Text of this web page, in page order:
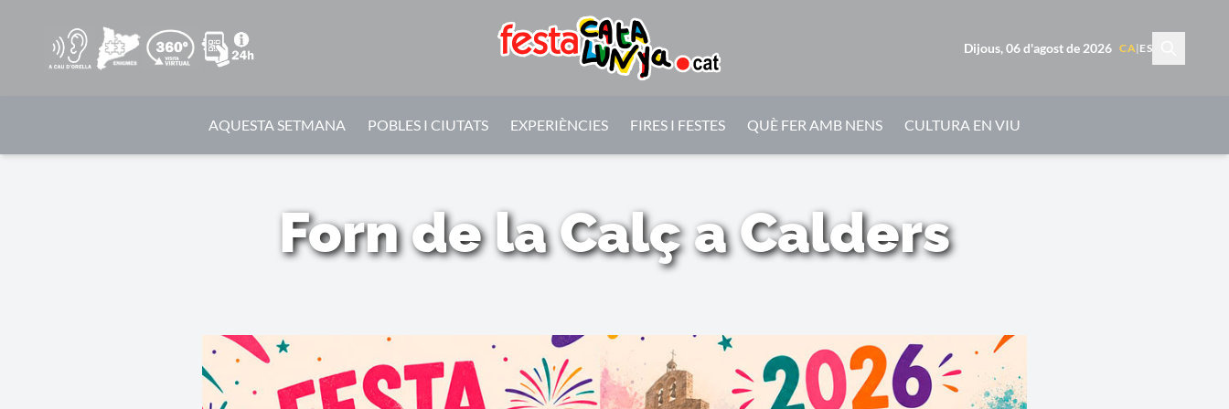
Dijous, 06 d'agost de 2026 CA| ES
AQUESTA SETMANA POBLES I CIUTATS EXPERIÈNCIES FIRES I FESTES QUÈ FER AMB NENS CULTURA EN VIU
Forn de la Calç a Calders